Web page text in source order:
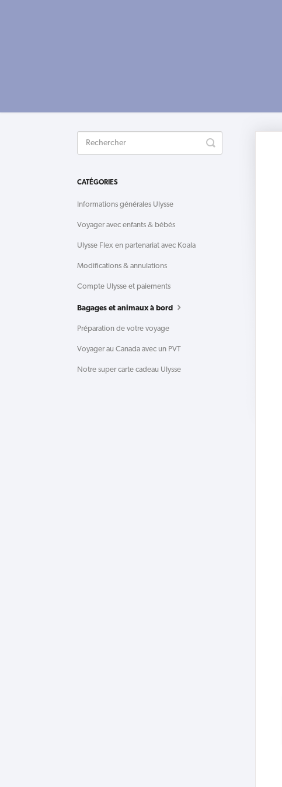
Toggle
Search
CATÉGORIES
Informations générales Ulysse
Voyager avec enfants & bébés
Ulysse Flex en partenariat avec Koala
Modifications & annulations
Compte Ulysse et paiements
Bagages et animaux à bord
Préparation de votre voyage
Voyager au Canada avec un PVT
Notre super carte cadeau Ulysse